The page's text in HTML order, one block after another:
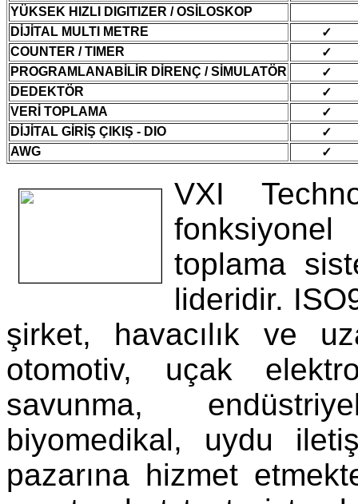
YÜKSEK HIZLI DIGITIZER / OSİLOSKOP
DİJİTAL MULTI METRE
✓
COUNTER / TIMER
✓
PROGRAMLANABİLİR DİRENÇ / SİMULATÖR
✓
DEDEKTÖR
✓
VERİ TOPLAMA
✓
DİJİTAL GİRİŞ ÇIKIŞ - DIO
✓
AWG
✓
VXI
toplama
lideridir.
şirket, havacılık ve
otomotiv, uçak
savunma,
biyomedikal, uydu
pazarına hizmet